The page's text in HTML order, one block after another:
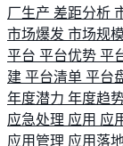
厂生产 差距分析
市场爆发 市场规
平台 平台优势 平
建 平台清单 平台
年度潜力 年度趋
应急处理 应用 应
应用管理 应用落